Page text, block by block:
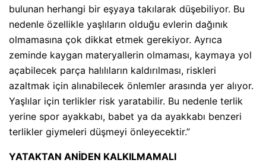
bulunan herhangi bir eşyaya takılarak düşebiliyor. Bu
nedenle özellikle yaşlıların olduğu evlerin dağınık
olmamasına çok dikkat etmek gerekiyor. Ayrıca
zeminde kaygan materyallerin olmaması, kaymaya yol
açabilecek parça halılıların kaldırılması, riskleri
azaltmak için alınabilecek önlemler arasında yer alıyor.
Yaşlılar için terlikler risk yaratabilir. Bu nedenle terlik
yerine spor ayakkabı, babet ya da ayakkabı benzeri
terlikler giymeleri düşmeyi önleyecektir.”
YATAKTAN ANİDEN KALKILMAMALI